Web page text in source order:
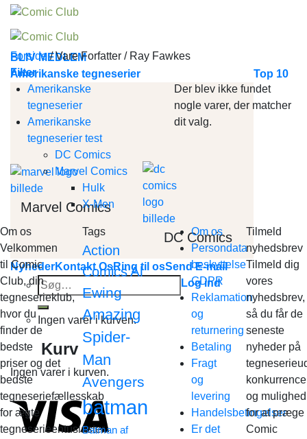
Skip
content
BLIV MEDLEM
Amerikanske tegneserier
Marvel Comics
DC Comics
Top 10
NyhederKontakt OsRing til osSend E-mail
Søg
efter:
Log ind
Ingen varer i kurven.
Kurv
Ingen varer i kurven.
Forside /Vare Forfatter /Ray Fawkes
Filter
Amerikanske
tegneserier
Amerikanske
tegneserier test
DC Comics
Marvel Comics
Hulk
X-Men
Der blev ikke fundet
nogle varer, der matcher
dit valg.
Om os
Velkommen
til Comic
Club, din
tegneserieklub,
hvor du
finder de
bedste
priser og det
bedste
tegneseriefællesskab
for ægte
tegneserieentusiaster.
Tags
Action
ComicsAl
Ewing
Amazing
Spider-
Man
Avengers
batman
Batman af
Om os
Persondata
beskyttelse
GDPR
Reklamation
og
returnering
Betaling
Fragt
og
levering
Handelsbetingelser
Er det
Tilmeld
nyhedsbrev
Tilmeld dig
vores
nyhedsbrev,
så du får de
seneste
nyheder på
og mulighed
for at præge
Comic